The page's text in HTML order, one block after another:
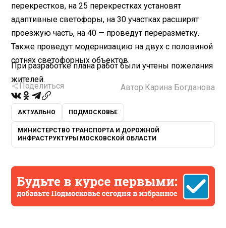
перекрестков, на 25 перекрестках установят
адаптивные светофоры, на 30 участках расширят
проезжую часть, на 40 — проведут переразметку.
Также проведут модернизацию на двух с половиной
сотнях светофорных объектов.
При разработке плана работ были учтены пожелания
жителей.
Поделиться Автор: Карина Богданова
АКТУАЛЬНО ПОДМОСКОВЬЕ
МИНИСТЕРСТВО ТРАНСПОРТА И ДОРОЖНОЙ
ИНФРАСТРУКТУРЫ МОСКОВСКОЙ ОБЛАСТИ